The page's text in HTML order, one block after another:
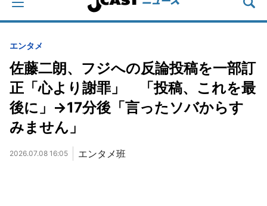
エンタメ
佐藤二朗、フジへの反論投稿を一部訂
正「心より謝罪」 「投稿、これを最
後に」→17分後「言ったソバからす
みません」
2026.07.08 16:05 エンタメ班